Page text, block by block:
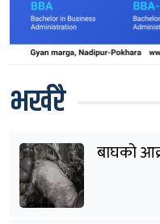
भर्खरै
बाघको